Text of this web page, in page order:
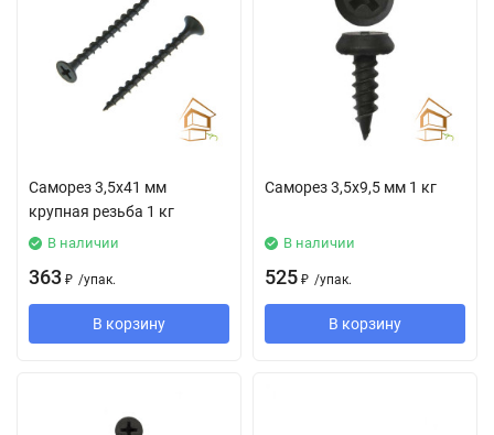
Саморез 3,5х41 мм
крупная резьба 1 кг
В наличии
363 ₽ /упак.
В корзину
Саморез 3,5х9,5 мм 1 кг
В наличии
525 ₽ /упак.
В корзину